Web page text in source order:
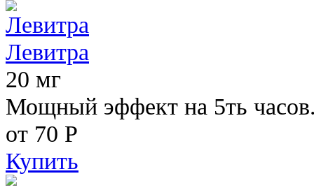
Левитра
20 мг
Мощный эффект на 5ть
от 70 Р
Купить